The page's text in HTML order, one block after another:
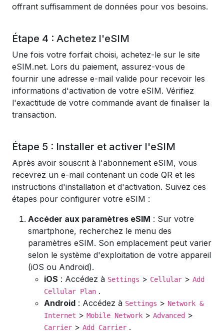
offrant suffisamment de données pour vos besoins.
Étape 4 : Achetez l'eSIM
Une fois votre forfait choisi, achetez-le sur le site
eSIM.net. Lors du paiement, assurez-vous de
fournir une adresse e-mail valide pour recevoir les
informations d'activation de votre eSIM. Vérifiez
l'exactitude de votre commande avant de finaliser la
transaction.
Étape 5 : Installer et activer l'eSIM
Après avoir souscrit à l'abonnement eSIM, vous
recevrez un e-mail contenant un code QR et les
instructions d'installation et d'activation. Suivez ces
étapes pour configurer votre eSIM :
Accéder aux paramètres eSIM : Sur votre
smartphone, recherchez le menu des
paramètres eSIM. Son emplacement peut varier
selon le système d'exploitation de votre appareil
(iOS ou Android).
iOS : Accédez à Settings > Cellular > Add
Cellular Plan .
Android : Accédez à Settings > Network &
Internet > Mobile Network > Advanced >
Carrier > Add Carrier .